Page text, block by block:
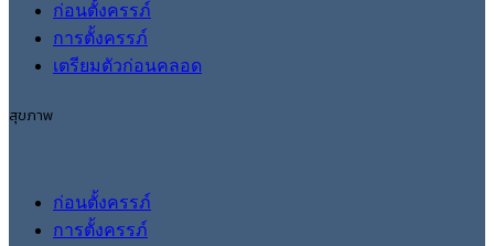
ก่อนตั้งครรภ์
การตั้งครรภ์
เตรียมตัวก่อนคลอด
สุขภาพ
ก่อนตั้งครรภ์
การตั้งครรภ์